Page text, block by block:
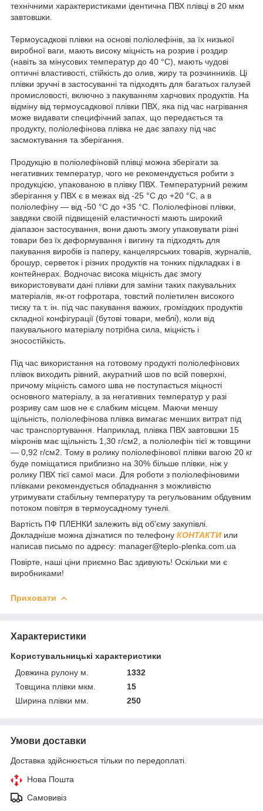
технічними характеристиками ідентична ПВХ плівці в 20 мкм
завтовшки.
Термоусадкові плівки на основі поліолефінів, за їх низької
виробної ваги, мають високу міцність на розрив і роздир
(навіть за мінусових температур до 40 °C), мають чудові
оптичні властивості, стійкість до олив, жиру та розчинників. Ці
плівки зручні в застосуванні та підходять для багатьох галузей
промисловості, включно з пакуванням харчових продуктів. На
відміну від термоусадкової плівки ПВХ, яка під час нагрівання
може видавати специфічний запах, що передається та
продукту, поліолефінова плівка не дає запаху під час
засмоктування та зберігання.
Продукцію в поліолефіновій плівці можна зберігати за
негативних температур, чого не рекомендується робити з
продукцією, упакованою в плівку ПВХ. Температурний режим
зберігання у ПВХ є в межах від -25 °C до +20 °C, а в
поліолефіну — від -50 °C до +35 °C. Поліолефінові плівки,
завдяки своїй підвищеній еластичності мають широкий
діапазон застосування, вони дають змогу упаковувати різні
товари без їх деформування і вигину та підходять для
пакування виробів із паперу, канцелярських товарів, журналів,
брошур, серветок і різних продуктів на тонких підкладках і в
контейнерах. Водночас висока міцність дає змогу
використовувати дані плівки для заміни таких пакувальних
матеріалів, як-от гофротара, товстий поліетилен високого
тиску та т. ін. під час пакування важких, громіздких продуктів
складної конфігурації (бутові товари, меблі), коли від
пакувального матеріалу потрібна сила, міцність і
зносостійкість.
Під час використання на готовому продукті поліолефінових
плівок виходить рівний, акуратний шов по всій поверхні,
причому міцність самого шва не поступається міцності
основного матеріалу, а за негативних температур у разі
розриву сам шов не є слабким місцем. Маючи меншу
щільність, поліолефінова плівка вимагає менших витрат під
час транспортування. Наприклад, плівка ПВХ завтовшки 15
мікронів має щільність 1,30 г/см2, а поліолефін тієї ж товщини
— 0,92 г/см2. Тому в ролику поліолефінової плівки вагою 20 кг
буде поміщатися приблизно на 30% більше плівки, ніж у
ролику ПВХ тієї самої маси. Для роботи з поліолефіновими
плівками рекомендується обладнання з можливістю
утримувати стабільну температуру та регульованим обдувним
потоком повітря в термоусадному тунелі.
Вартість ПФ ПЛЕНКИ залежить від об'єму закупівлі.
Докладніше можна дізнатися по телефону КОНТАКТИили
написав письмо по адресу: manager@teplo-plenka.com.ua
Повірте, наші ціни приємно Вас здивують! Оскільки ми є
виробниками!
Приховати
Характеристики
Користувальницькі характеристики
Довжина рулону м.
1332
Товщина плівки мкм.
15
Ширина плівки мм.
250
Умови доставки
Доставка здійснюється тільки по передоплаті.
Нова Пошта
Самовивіз